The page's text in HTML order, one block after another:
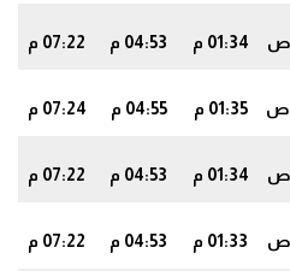
01:34 م 04:53 م 07:22 م
01:35 م 04:55 م 07:24 م
01:34 م 04:53 م 07:22 م
01:33 م 04:53 م 07:22 م